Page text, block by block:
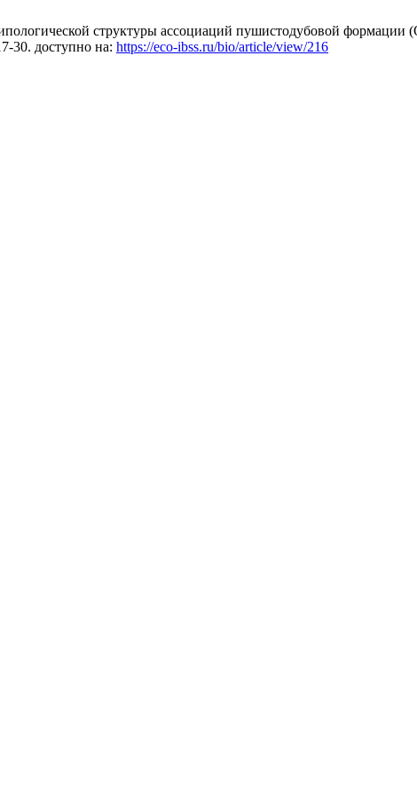
структуры ассоциаций пушистодубовой
30. доступно на: https://eco-ibss.ru/bio/article/view/216